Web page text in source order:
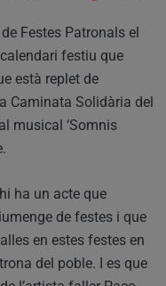
Festes Patronals el
festiu que
està replet de
Caminata Solidària del
musical ‘Somnis
ha un acte que
de festes i que
en estes festes en
del poble. I es que